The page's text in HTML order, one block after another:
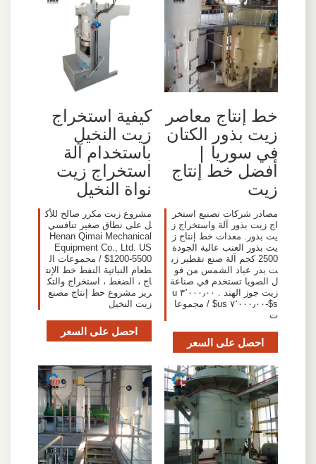
خط إنتاج معاصر
زيت بذور الكتان
في سوريا |
أفضل خط إنتاج
زيت
مصادر شركات تصنيع استخر
اج زيت بذور آلة واستخراج ز
يت بذور. معدات خط إنتاج ز
يت بذور العنب عالية الجودة
2500 كجم آلة صنع تقطير زي
ت بذر عباد الشمس من فو
ل الصويا تستخدم في صناعة
زيت جوز الهند . ٣٬٠٠٠٫٠٠ u
s$-٧٬٠٠٠٫٠٠ us$ / مجموعا
ت
احصل على السعر
كيفية استخراج
زيت النخيل
باستخدام آلة
استخراج زيت
نواة النخيل
مشروع زيت مكرر صالح للأك
ل على نطاق صغير تنافسي
Henan Qimai Mechanical
Equipment Co., Ltd. US
$1200-5500 / مجموعات ال
طعام النباتية النفط خط الإنت
اج ، الضغط ، استخراج والتك
رير مشروع خط إنتاج مصنع
زيت النخيل
احصل على السعر